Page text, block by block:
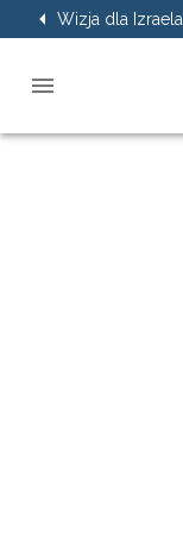
Wizja dla Izraela